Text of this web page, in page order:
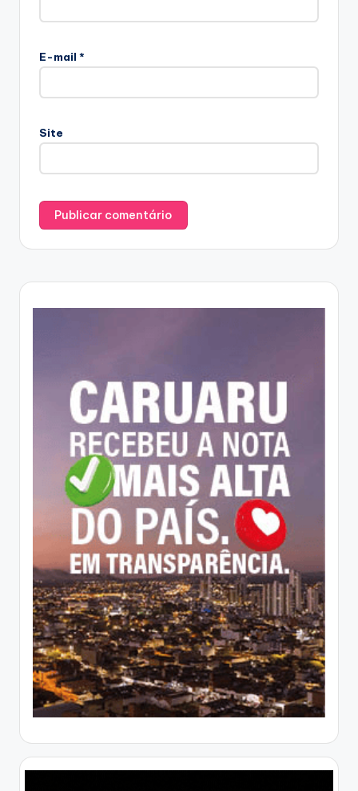
E-mail *
Site